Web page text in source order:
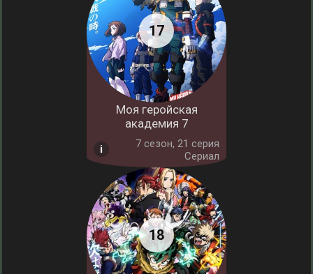
Моя геройская
академия 7
7 cезон, 21 серия
Сериал